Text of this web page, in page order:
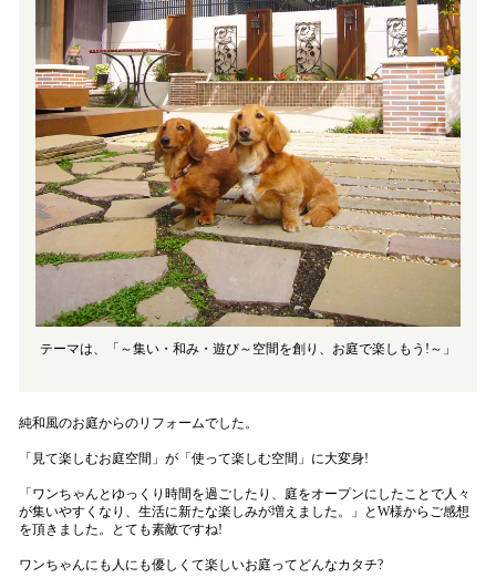
テーマは、「～集い・和み・遊び～空間を創り、お庭で楽しもう!～」
純和風のお庭からのリフォームでした。
「見て楽しむお庭空間」が「使って楽しむ空間」に大変身!
「ワンちゃんとゆっくり時間を過ごしたり、庭をオープンにしたことで人々
が集いやすくなり、生活に新たな楽しみが増えました。」とW様からご感想
を頂きました。とても素敵ですね!
ワンちゃんにも人にも優しくて楽しいお庭ってどんなカタチ?